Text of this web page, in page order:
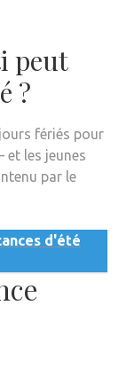
peut
?
fériés pour
et les jeunes
par le
d'été